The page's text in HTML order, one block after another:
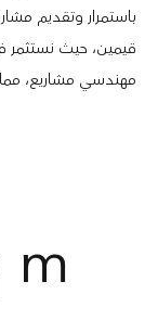
باستمرار وتقديم
قيمين، حيث نستثمر
مهندسي مشاريع،